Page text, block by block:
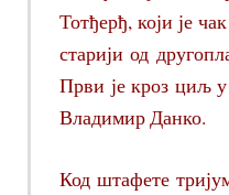
Тотђерђ, који је
старији од
Први је кроз циљ у
Владимир Данко.
Код штафете